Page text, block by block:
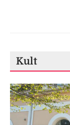
Kult